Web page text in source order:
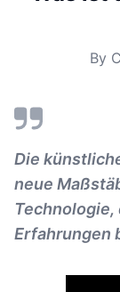
By
Die
neue
Erfahrungen